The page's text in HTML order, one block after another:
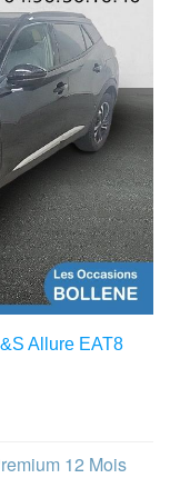
Allure EAT8
12 Mois